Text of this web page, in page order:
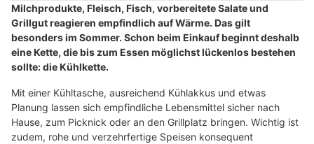
Milchprodukte, Fleisch, Fisch, vorbereitete Salate und
Grillgut reagieren empfindlich auf Wärme. Das gilt
besonders im Sommer. Schon beim Einkauf beginnt deshalb
eine Kette, die bis zum Essen möglichst lückenlos bestehen
sollte: die Kühlkette.
Mit einer Kühltasche, ausreichend Kühlakkus und etwas
Planung lassen sich empfindliche Lebensmittel sicher nach
Hause, zum Picknick oder an den Grillplatz bringen. Wichtig ist
zudem, rohe und verzehrfertige Speisen konsequent